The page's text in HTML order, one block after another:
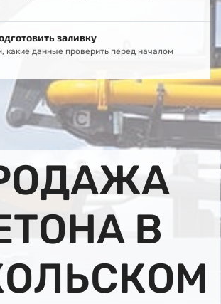
заливку
какие данные проверить перед началом
В